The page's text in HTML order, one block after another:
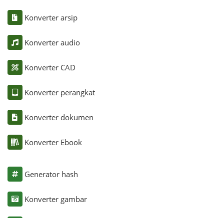
Konverter arsip
Konverter audio
Konverter CAD
Konverter perangkat
Konverter dokumen
Konverter Ebook
Generator hash
Konverter gambar